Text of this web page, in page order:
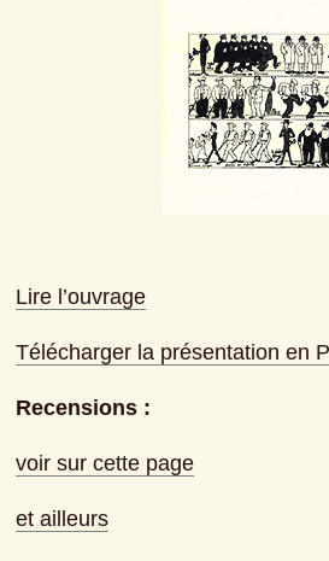
Lire l’ouvrage
Télécharger la présentation en
Recensions :
voir sur cette page
et ailleurs